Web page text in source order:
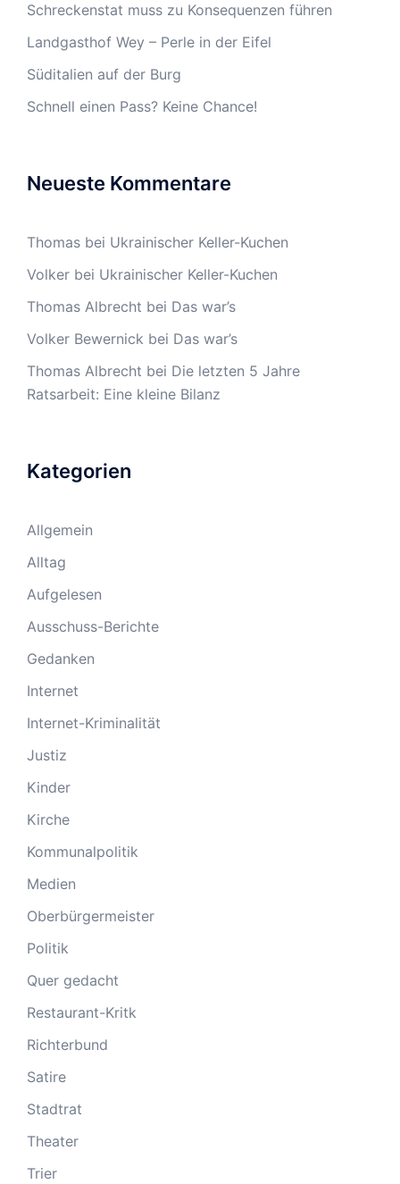
Schreckenstat muss zu Konsequenzen führen
Landgasthof Wey – Perle in der Eifel
Süditalien auf der Burg
Schnell einen Pass? Keine Chance!
Neueste Kommentare
Thomas bei Ukrainischer Keller-Kuchen
Volker bei Ukrainischer Keller-Kuchen
Thomas Albrecht bei Das war’s
Volker Bewernick bei Das war’s
Thomas Albrecht bei Die letzten 5 Jahre
Ratsarbeit: Eine kleine Bilanz
Kategorien
Allgemein
Alltag
Aufgelesen
Ausschuss-Berichte
Gedanken
Internet
Internet-Kriminalität
Justiz
Kinder
Kirche
Kommunalpolitik
Medien
Oberbürgermeister
Politik
Quer gedacht
Restaurant-Kritk
Richterbund
Satire
Stadtrat
Theater
Trier